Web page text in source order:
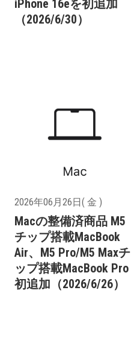
iPhone 16eを初追加
（2026/6/30）
2026年06月26日( 金 )
Macの整備済商品 M5
チップ搭載MacBook
Air、M5 Pro/M5 Maxチ
ップ搭載MacBook Pro
初追加（2026/6/26）